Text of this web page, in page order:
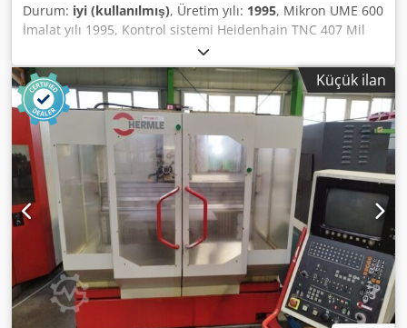
Durum: iyi (kullanılmış), Üretim yılı: 1995, Mikron UME 600
İmalat yılı 1995, Kontrol sistemi Heidenhain TNC 407 Mil
başlığı bilgileri: X ekseni hareketi 600 mm Y ekseni hareketi
500 mm Dedpfxjzr T U Ae Aipock Z ekseni hareketi 450 mm
Devir sayısı 5 - 5000 devir/dakika Pim hareket mesafesi 90
mm Toplam güç ihtiyacı 9 kW İlerleme aralığı 0-10.000
mm/dakika Makine ağırlığı yaklaşık 3260 kg Gerekli alan
yaklaşık 2200x2800x2000 mm Mil gücü 6 kW Dikey freze
başlığı, hidrolik takım tutucu SK 40 ile
Küçük ilan